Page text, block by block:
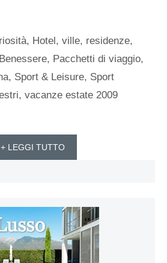
, Hotel, ville, residenze,
, Pacchetti di viaggio,
, Sport & Leisure, Sport
, vacanze estate 2009
+ LEGGI TUTTO